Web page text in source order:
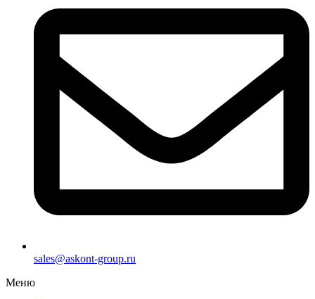
sales@askont-group.ru
Меню